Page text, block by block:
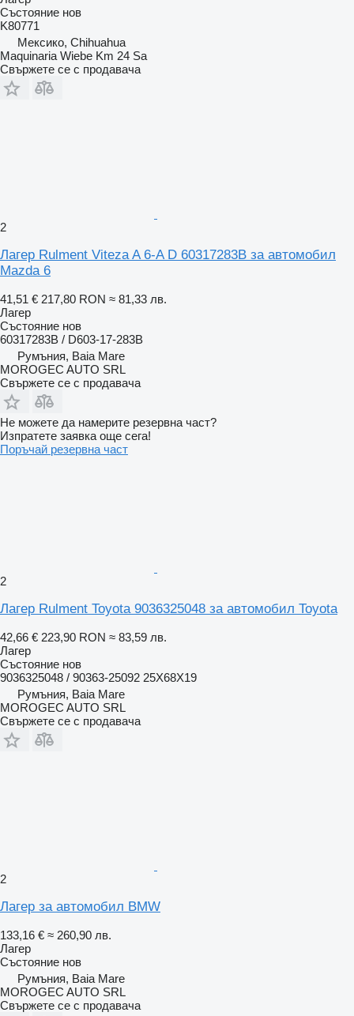
Състояние нов
K80771
Мексико, Chihuahua
Maquinaria Wiebe Km 24 Sa
Свържете се с продавача
2
Лагер Rulment Viteza A 6-A D 60317283B за автомобил
Mazda 6
41,51 € 217,80 RON ≈ 81,33 лв.
Лагер
Състояние нов
60317283B / D603-17-283B
Румъния, Baia Mare
MOROGEC AUTO SRL
Свържете се с продавача
Не можете да намерите резервна част?
Изпратете заявка още сега!
Поръчай резервна част
2
Лагер Rulment Toyota 9036325048 за автомобил Toyota
42,66 € 223,90 RON ≈ 83,59 лв.
Лагер
Състояние нов
9036325048 / 90363-25092 25X68X19
Румъния, Baia Mare
MOROGEC AUTO SRL
Свържете се с продавача
2
Лагер за автомобил BMW
133,16 € ≈ 260,90 лв.
Лагер
Състояние нов
Румъния, Baia Mare
MOROGEC AUTO SRL
Свържете се с продавача